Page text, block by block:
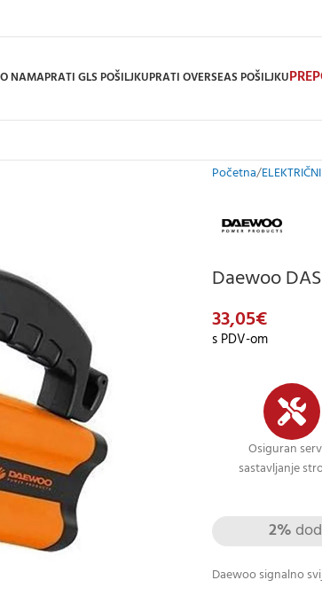
O NAMAPRATI GLS POŠILJKUPRATI OVERSEAS POŠILJKU
Početna
Daewoo
33,05€
s PDV-om
Osiguran
sastavljanje
2%
Daewoo signalno